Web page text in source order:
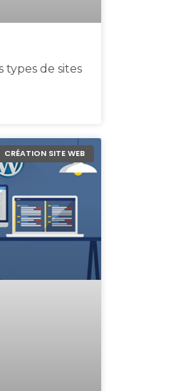
types de sites
CRÉATION SITE WEB